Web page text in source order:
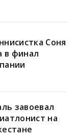
Соня
в финал
завоевал
на